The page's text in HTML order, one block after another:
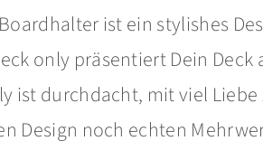
ist ein stylishes
only präsentiert Dein
ist durchdacht, mit viel
Design noch echten